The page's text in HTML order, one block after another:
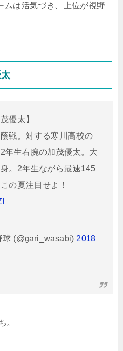
ムは活気づき、上位が視野
優太】
戦。対する寒川高校の
年生右腕の加茂優太。大
。2年生ながら最速145
の夏注目せよ！
(@gari_wasabi) 2018
。